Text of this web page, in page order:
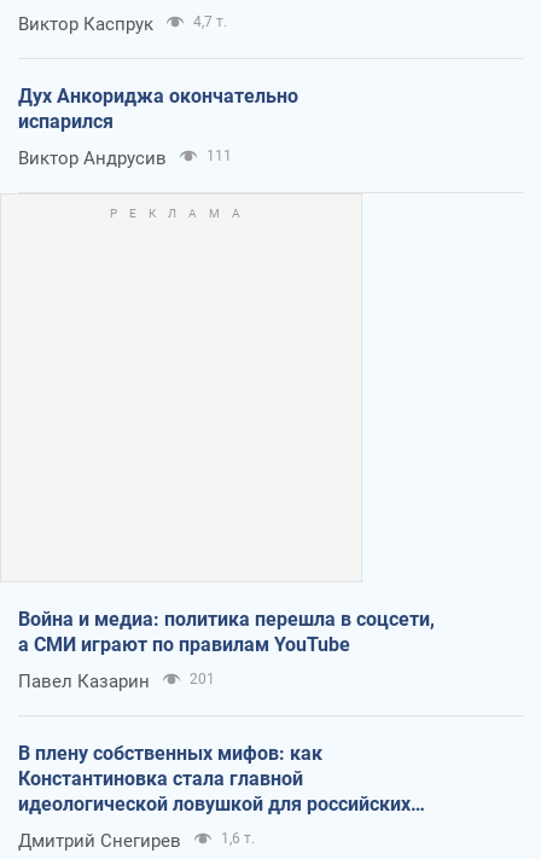
Виктор Каспрук 4,7 т.
Дух Анкориджа окончательно
испарился
Виктор Андрусив 111
Война и медиа: политика перешла в соцсети,
а СМИ играют по правилам YouTube
Павел Казарин 201
В плену собственных мифов: как
Константиновка стала главной
идеологической ловушкой для российских
оккупантов
Дмитрий Снегирев 1,6 т.